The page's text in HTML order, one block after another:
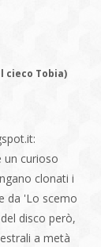
cieco Tobia)
un curioso
clonati i
da 'Lo scemo
disco però,
a metà